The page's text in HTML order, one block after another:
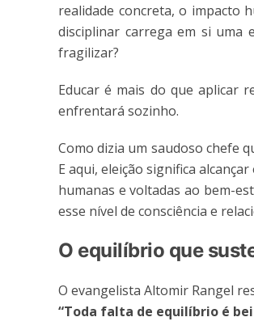
realidade concreta, o impacto
disciplinar carrega em si uma
fragilizar?
Educar é mais do que aplicar
enfrentará sozinho.
Como dizia um saudoso chefe
E aqui, eleição significa
humanas e voltadas ao bem-
esse nível de consciência e
O equilíbrio que
O evangelista Altomir Rangel
“Toda falta de equilíbrio é